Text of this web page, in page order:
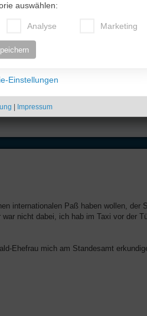
demokratische Regierung kriegt
internationalen Paß haben wollen, der
nicht dabei, ich hab im Taxi vor der
Ehefrau mich am Standesamt
auswählen:
Analyse Marketing
Einstellungen
| Impressum